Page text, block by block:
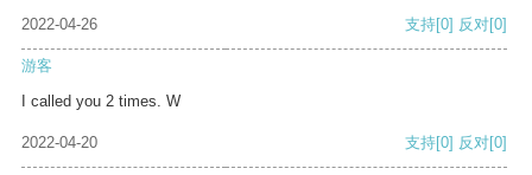
2022-04-26 支持[0] 反对[0]
游客
I called you 2 times. W
2022-04-20 支持[0] 反对[0]